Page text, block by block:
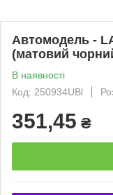
Автомодель -
(матовий
В наявності
Код: 250934UBl
351,45 ₴